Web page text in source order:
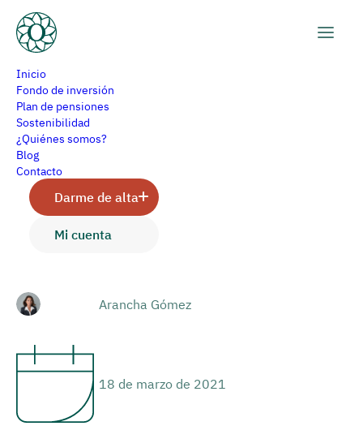
Inicio
Fondo de inversión
Plan de pensiones
Sostenibilidad
¿Quiénes somos?
Blog
Contacto
Darme de alta
Mi cuenta
La rentabilidad del bono
americano a 10 años
Prensa
Arancha Gómez
18 de marzo de 2021